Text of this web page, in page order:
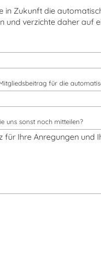
in Zukunft die
und verzichte daher auf
für die
uns sonst noch mitteilen?